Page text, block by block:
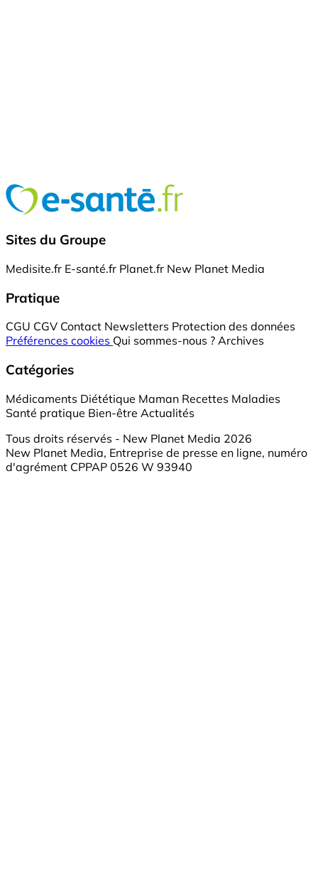
Sites du Groupe
Medisite.fr E-santé.fr Planet.fr New Planet Media
Pratique
CGU CGV Contact Newsletters Protection des données
Préférences cookies Qui sommes-nous ? Archives
Catégories
Médicaments Diététique Maman Recettes Maladies
Santé pratique Bien-être Actualités
Tous droits réservés - New Planet Media 2026
New Planet Media, Entreprise de presse en ligne, numéro
d'agrément CPPAP 0526 W 93940